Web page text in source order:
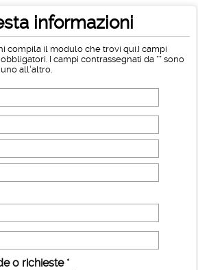
informazioni
compila il modulo che trovi qui.I campi
I campi contrassegnati da ** sono
all'altro.
o richieste *